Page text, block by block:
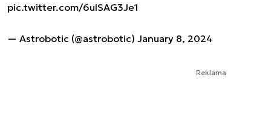
pic.twitter.com/6uISAG3Je1
— Astrobotic (@astrobotic) January 8, 2024
Reklama